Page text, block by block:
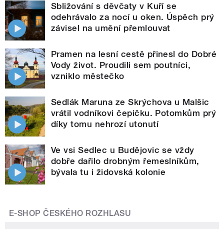
Sbližování s děvčaty v Kuří se
odehrávalo za nocí u oken. Úspěch prý
závisel na umění přemlouvat
Pramen na lesní cestě přinesl do Dobré
Vody život. Proudili sem poutníci,
vzniklo městečko
Sedlák Maruna ze Skrýchova u Malšic
vrátil vodníkovi čepičku. Potomkům prý
díky tomu nehrozí utonutí
Ve vsi Sedlec u Budějovic se vždy
dobře dařilo drobným řemeslníkům,
bývala tu i židovská kolonie
E-SHOP ČESKÉHO ROZHLASU